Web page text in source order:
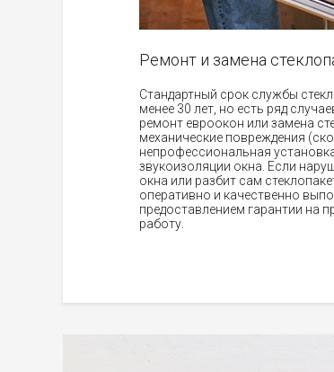
Ремонт и замена
Стандартный срок службы
менее 30 лет, но есть ряд
ремонт евроокон или замена
механические повреждения
непрофессиональная
звукоизоляции окна. Если
окна или разбит сам
оперативно и качественно
предоставлением гарантии на
работу.